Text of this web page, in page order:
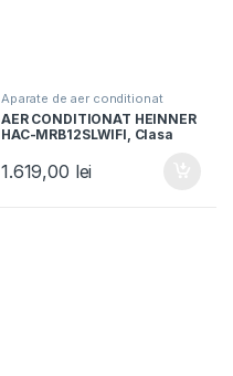
Aparate de aer conditionat
AER CONDITIONAT HEINNER
HAC-MRB12SLWIFI, Clasa
FI, Functie incalzire, Filtru cu
densitate ridicata, Follow
1.619,00 lei